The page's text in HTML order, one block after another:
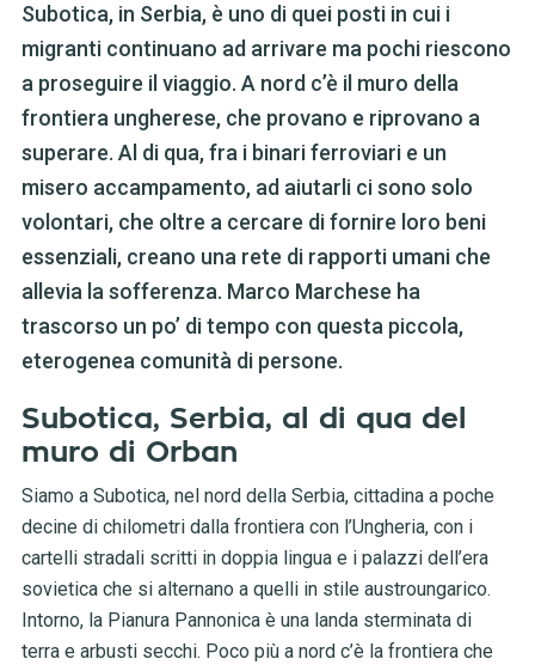
Subotica, in Serbia, è uno di quei posti in cui i
migranti continuano ad arrivare ma pochi riescono
a proseguire il viaggio. A nord c’è il muro della
frontiera ungherese, che provano e riprovano a
superare. Al di qua, fra i binari ferroviari e un
misero accampamento, ad aiutarli ci sono solo
volontari, che oltre a cercare di fornire loro beni
essenziali, creano una rete di rapporti umani che
allevia la sofferenza. Marco Marchese ha
trascorso un po’ di tempo con questa piccola,
eterogenea comunità di persone.
Subotica, Serbia, al di qua del
muro di Orban
Siamo a Subotica, nel nord della Serbia, cittadina a poche
decine di chilometri dalla frontiera con l’Ungheria, con i
cartelli stradali scritti in doppia lingua e i palazzi dell’era
sovietica che si alternano a quelli in stile austroungarico.
Intorno, la Pianura Pannonica è una landa sterminata di
terra e arbusti secchi. Poco più a nord c’è la frontiera che